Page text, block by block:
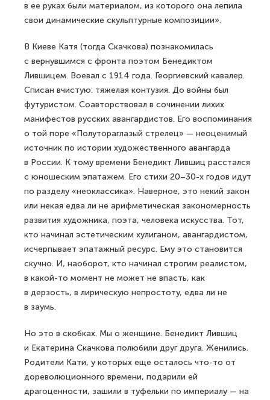
в ее руках были материалом, из которого она лепила
свои динамические скульптурные композиции».
В Киеве Катя (тогда Скачкова) познакомилась
с вернувшимся с фронта поэтом Бенедиктом
Лившицем. Воевал с 1914 года. Георгиевский кавалер.
Списан вчистую: тяжелая контузия. До войны был
футуристом. Соавторствовал в сочинении лихих
манифестов русских авангардистов. Его воспоминания
о той поре «Полутораглазый стрелец» — неоценимый
источник по истории художественного авангарда
в России. К тому времени Бенедикт Лившиц расстался
с юношеским эпатажем. Его стихи 20–30-х годов идут
по разделу «неоклассика». Наверное, это некий закон
или некая едва ли не арифметическая закономерность
развития художника, поэта, человека искусства. Тот,
кто начинал эстетическим хулиганом, авангардистом,
исчерпывает эпатажный ресурс. Ему это становится
скучно. И, наоборот, кто начинал строгим реалистом,
в какой-то момент не может не впасть, как
в дерзость, в лирическую непростоту, едва ли не
в заумь.
Но это в скобках. Мы о женщине. Бенедикт Лившиц
и Екатерина Скачкова полюбили друг друга. Женились.
Родители Кати, у которых еще осталось что-то от
дореволюционного времени, подарили ей
драгоценности, зашили в туфельки по империалу — на